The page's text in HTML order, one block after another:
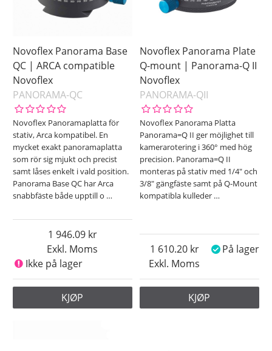
Novoflex Panorama Base
QC | ARCA compatible
Novoflex
PANORAMA-QC
Novoflex Panoramaplatta för
stativ, Arca kompatibel. En
mycket exakt panoramaplatta
som rör sig mjukt och precist
samt låses enkelt i vald position.
Panorama Base QC har Arca
snabbfäste både upptill o …
Exkl. Moms
1 946.09
Ikke på lager
KJØP
Novoflex Panorama Plate
Q-mount | Panorama-Q II
Novoflex
PANORAMA-QII
Novoflex Panorama Platta
Panorama=Q II ger möjlighet till
kamerarotering i 360° med hög
precision. Panorama=Q II
monteras på stativ med 1/4" och
3/8" gängfäste samt på Q-Mount
kompatibla kulleder …
Exkl. Moms
1 610.20 På lager
KJØP